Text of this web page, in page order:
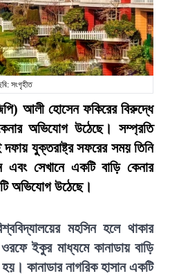
সংগৃহীত
আলী হোসেন ফকিরের বিরুদ্ধে
অভিযোগ উঠেছে। সম্প্রতি
দফায় যুক্তরাষ্ট্র সফরের সময় তিনি
সেখানে একটি বাড়ি কেনার
অভিযোগ উঠেছে।
মহসিন হলে থাকার
ইকুর মাধ্যমে কানাডায় বাড়ি
কানাডার নাগরিক হাসান একটি